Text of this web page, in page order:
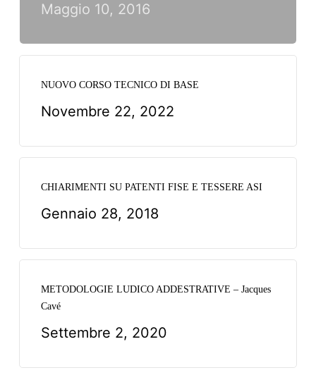
Maggio 10, 2016
NUOVO CORSO TECNICO DI BASE
Novembre 22, 2022
CHIARIMENTI SU PATENTI FISE E TESSERE ASI
Gennaio 28, 2018
METODOLOGIE LUDICO ADDESTRATIVE – Jacques
Cavé
Settembre 2, 2020